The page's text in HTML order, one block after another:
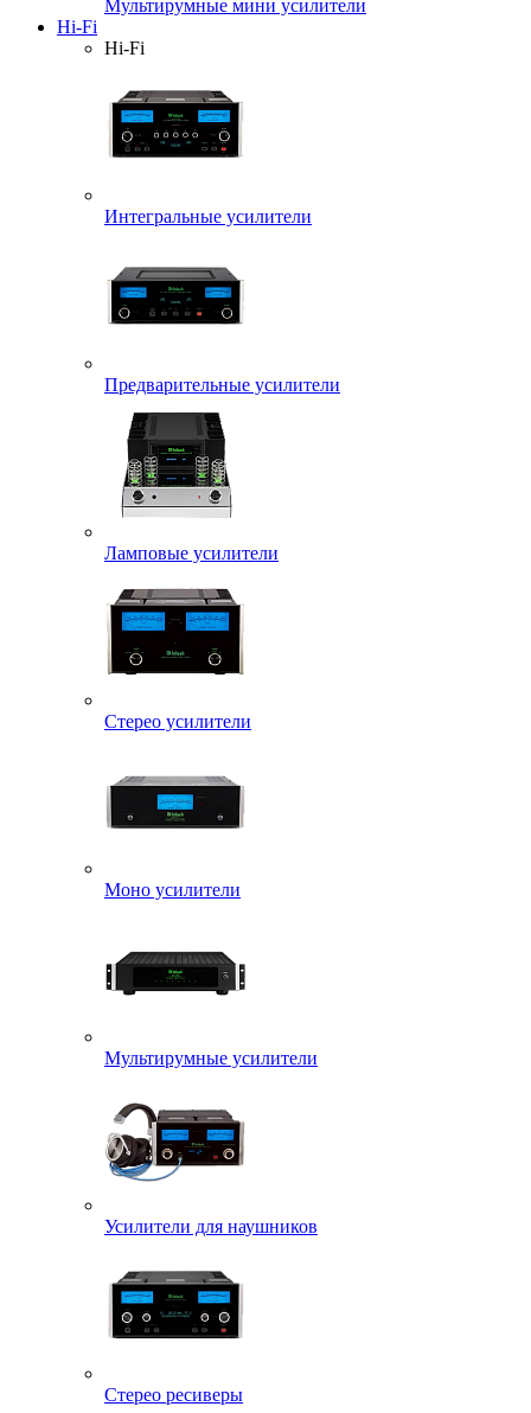
Мультирумные мини усилители
Hi-Fi
Hi-Fi
Интегральные усилители
Предварительные усилители
Ламповые усилители
Стерео усилители
Моно усилители
Мультирумные усилители
Усилители для наушников
Стерео ресиверы